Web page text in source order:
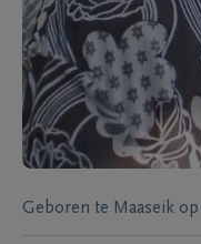
Geboren te Maaseik op